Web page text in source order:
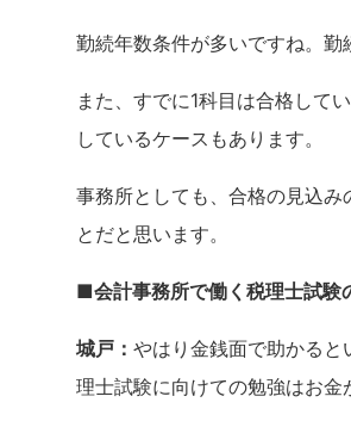
勤続年数条件が多いですね。勤
また、すでに1科目は合格して
しているケースもあります。
事務所としても、合格の見込
とだと思います。
■会計事務所で働く税理士試験
城戸： やはり金銭面で助かる
理士試験に向けての勉強はお金